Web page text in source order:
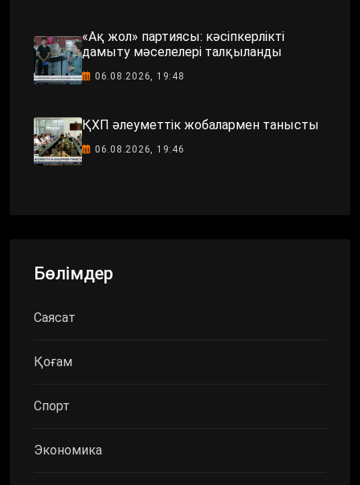
«Ақ жол» партиясы: кәсіпкерлікті
дамыту мәселелері талқыланды
06.08.2026, 19:48
ҚХП әлеуметтік жобалармен танысты
06.08.2026, 19:46
Бөлімдер
Саясат
Қоғам
Спорт
Экономика